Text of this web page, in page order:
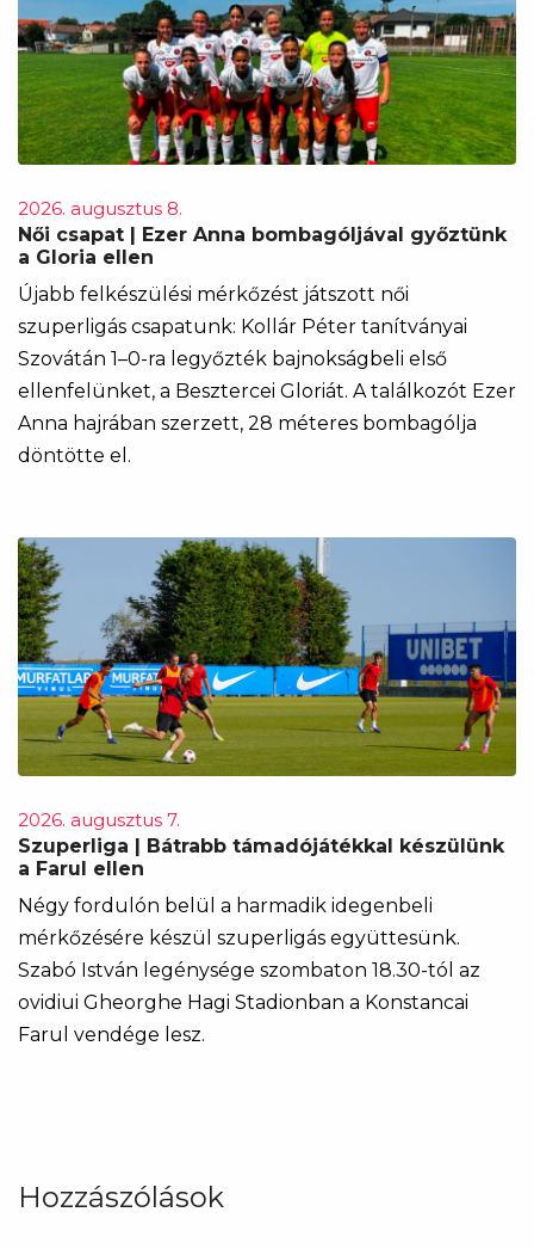
2026. augusztus 8.
Női csapat | Ezer Anna bombagóljával győztünk
a Gloria ellen
Újabb felkészülési mérkőzést játszott női
szuperligás csapatunk: Kollár Péter tanítványai
Szovátán 1–0-ra legyőzték bajnokságbeli első
ellenfelünket, a Besztercei Gloriát. A találkozót Ezer
Anna hajrában szerzett, 28 méteres bombagólja
döntötte el.
2026. augusztus 7.
Szuperliga | Bátrabb támadójátékkal készülünk
a Farul ellen
Négy fordulón belül a harmadik idegenbeli
mérkőzésére készül szuperligás együttesünk.
Szabó István legénysége szombaton 18.30-tól az
ovidiui Gheorghe Hagi Stadionban a Konstancai
Farul vendége lesz.
Hozzászólások